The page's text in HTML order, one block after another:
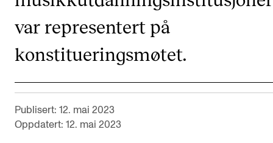
Internasjonal strategi
Samarbeidsprosjekter
var representert på
konstitueringsmøtet.
Publisert: 12. mai 2023
Oppdatert: 12. mai 2023